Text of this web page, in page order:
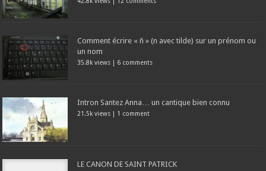
Comment écrire « ñ » (n avec tilde) sur un prénom ou
un nom
35.8k views | 6 comments
Intron Santez Anna… un cantique bien connu
21.5k views | 1 comment
LE CANON DE SAINT PATRICK